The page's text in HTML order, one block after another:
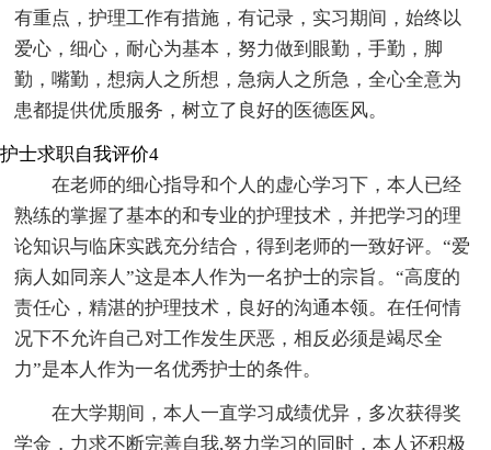
有重点，护理工作有措施，有记录，实习期间，始终以
爱心，细心，耐心为基本，努力做到眼勤，手勤，脚
勤，嘴勤，想病人之所想，急病人之所急，全心全意为
患都提供优质服务，树立了良好的医德医风。
护士求职自我评价4
在老师的细心指导和个人的虚心学习下，本人已经
熟练的掌握了基本的和专业的护理技术，并把学习的理
论知识与临床实践充分结合，得到老师的一致好评。“爱
病人如同亲人”这是本人作为一名护士的宗旨。“高度的
责任心，精湛的护理技术，良好的沟通本领。在任何情
况下不允许自己对工作发生厌恶，相反必须是竭尽全
力”是本人作为一名优秀护士的条件。
在大学期间，本人一直学习成绩优异，多次获得奖
学金，力求不断完善自我,努力学习的同时，本人还积极